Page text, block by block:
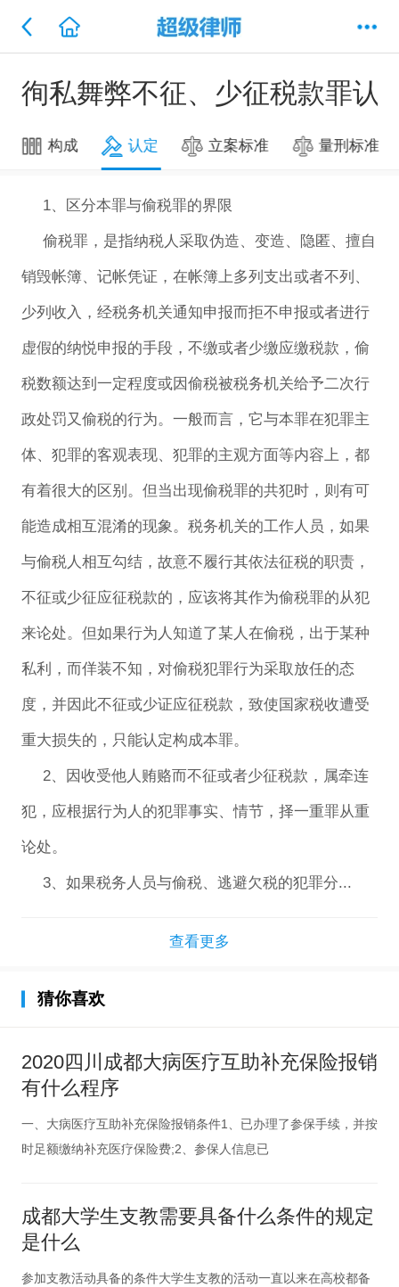
徇私舞弊不征、少征税款罪认
构成 认定 立案标准 量刑标准
1、区分本罪与偷税罪的界限
偷税罪，是指纳税人采取伪造、变造、隐匿、擅自
销毁帐簿、记帐凭证，在帐簿上多列支出或者不列、
少列收入，经税务机关通知申报而拒不申报或者进行
虚假的纳悦申报的手段，不缴或者少缴应缴税款，偷
税数额达到一定程度或因偷税被税务机关给予二次行
政处罚又偷税的行为。一般而言，它与本罪在犯罪主
体、犯罪的客观表现、犯罪的主观方面等内容上，都
有着很大的区别。但当出现偷税罪的共犯时，则有可
能造成相互混淆的现象。税务机关的工作人员，如果
与偷税人相互勾结，故意不履行其依法征税的职责，
不征或少征应征税款的，应该将其作为偷税罪的从犯
来论处。但如果行为人知道了某人在偷税，出于某种
私利，而佯装不知，对偷税犯罪行为采取放任的态
度，并因此不征或少证应征税款，致使国家税收遭受
重大损失的，只能认定构成本罪。
2、因收受他人贿赂而不征或者少征税款，属牵连
犯，应根据行为人的犯罪事实、情节，择一重罪从重
论处。
3、如果税务人员与偷税、逃避欠税的犯罪分...
查看更多
猜你喜欢
2020四川成都大病医疗互助补充保险报销
有什么程序
一、大病医疗互助补充保险报销条件1、已办理了参保手续，并按
时足额缴纳补充医疗保险费;2、参保人信息已
成都大学生支教需要具备什么条件的规定
是什么
参加支教活动具备的条件大学生支教的活动一直以来在高校都备